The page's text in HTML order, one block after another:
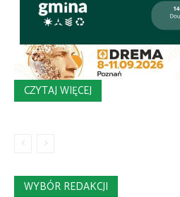
CZYTAJ WIĘCEJ
WYBÓR REDAKCJI